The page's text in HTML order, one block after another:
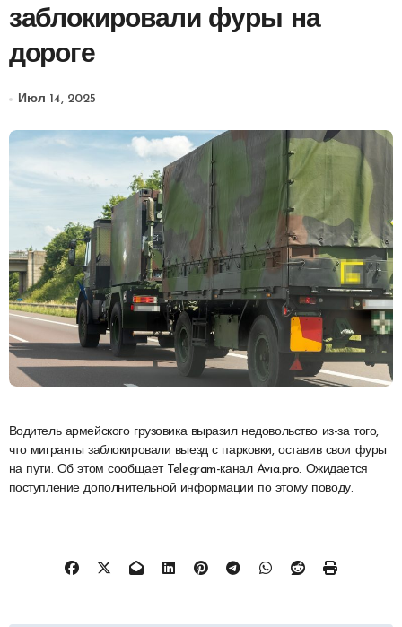
заблокировали фуры на
дороге
Июл 14, 2025
Водитель армейского грузовика выразил недовольство из-за того,
что мигранты заблокировали выезд с парковки, оставив свои фуры
на пути. Об этом сообщает Telegram-канал Avia.pro. Ожидается
поступление дополнительной информации по этому поводу.